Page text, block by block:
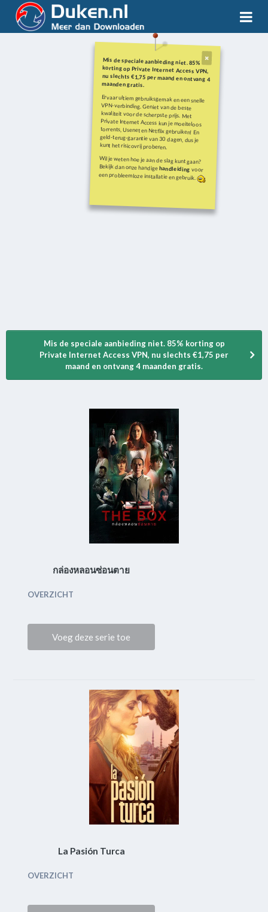
Mis de speciale aanbieding niet. 85%
korting op Private Internet Access VPN,
nu slechts €1,75 per maand en ontvang 4
maanden gratis.
Ervaar ultiem gebruiksgemak en een snelle
VPN-verbinding. Geniet van de beste
kwaliteit voor de scherpste prijs. Met
Private Internet Access kun je moeiteloos
torrents, Usenet en Netflix gebruiken! En
geld-terug-garantie van 30 dagen, dus je
kunt het risicovrij proberen.
Wil je weten hoe je aan de slag kunt gaan?
Bekijk dan onze handigehandleiding voor
een probleemloze installatie en gebruik.
Mis de speciale aanbieding niet. 85% korting op
Private Internet Access VPN, nu slechts €1,75 per
maand en ontvang 4 maanden gratis.
กล่องหลอนซ่อนตาย
OVERZICHT
Voeg deze serie toe
La Pasión Turca
OVERZICHT